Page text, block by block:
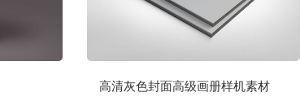
高清灰色封面高级画册样机素材